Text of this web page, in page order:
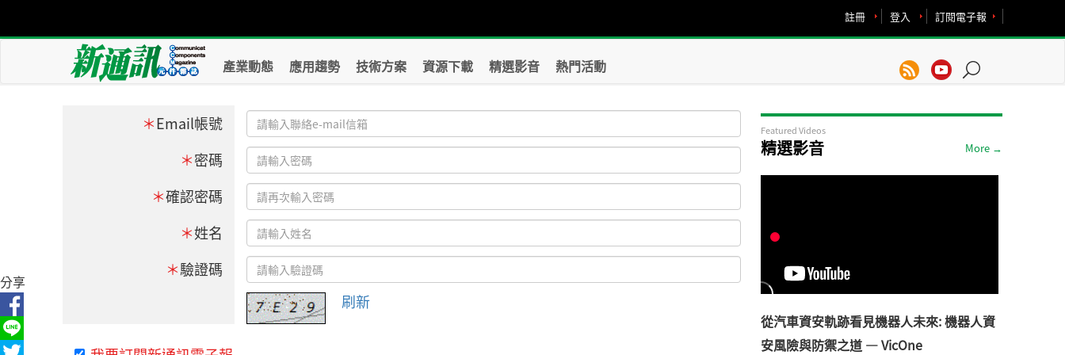
訂閱電子報
登入
註冊
產業動態 應用趨勢 技術方案 資源下載 精選影音 熱門活動
＊Email帳號
＊密碼
＊確認密碼
＊姓名
＊驗證碼
刷新
Featured Videos
精選影音 More →
從汽車資安軌跡看見機器人未來: 機器人資
安風險與防禦之道 — VicOne
分享